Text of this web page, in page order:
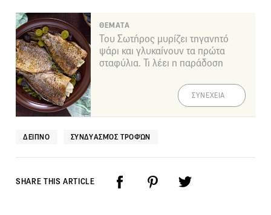
ΘΕΜΑΤΑ
Του Σωτήρος μυρίζει τηγανητό
ψάρι και γλυκαίνουν τα πρώτα
σταφύλια. Τι λέει η παράδοση
ΣΥΝΕΧΕΙΑ
ΔΕΊΠΝΟ ΣΥΝΔΥΑΣΜΌΣ ΤΡΟΦΏΝ
SHARE THIS ARTICLE